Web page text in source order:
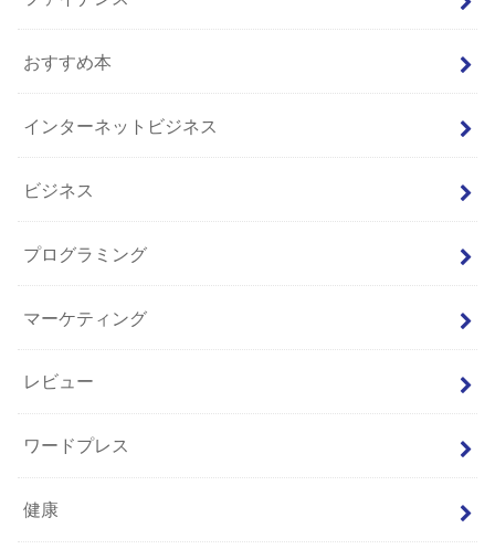
おすすめ本
インターネットビジネス
ビジネス
プログラミング
マーケティング
レビュー
ワードプレス
健康